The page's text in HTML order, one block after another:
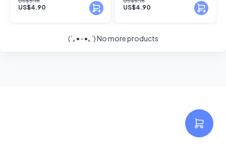
US$4.90 US$4.90
(´｡• ᵕ •｡`)No more products